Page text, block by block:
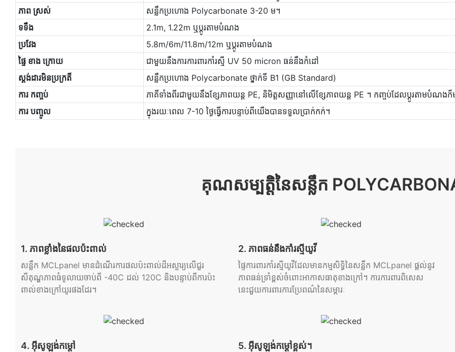
ភាព ស្រស់
សន្លឹកប្រហោង Polycarbonate 3-20 ម។
ទទឹង
2.1m, 1.22m ឬប្ដូរតាមបំណង
ប្រវែង
5.8m/6m/11.8m/12m ឬប្ដូរតាមបំណង
ផ្ទៃ ខាង ក្រោយ
ជាមួយនឹងការការពារកាំរស្មី UV 50 micron ធន់នឹងកំដៅ
ស្ដង់ដារមិនប្រក្រតី
សន្លឹកប្រហោង Polycarbonate ថ្នាក់ទី B1 (GB Standard)
ការ កញ្ចប់
ភាគីទាំងពីរជាមួយនឹងខ្សែភាពយន្ត PE, និមិត្តសញ្ញានៅលើខ្សែភាពយន្ត PE ។ កញ្ចប់ដែលប្ដូរតាមបំណងក៏
ការ បញ្ចូល
ក្នុងរយៈពេល 7-10 ថ្ងៃធ្វើការបន្ទាប់ពីយើងបានទទួលប្រាក់កក់។
គុណសម្បត្តិនៃសន្លឹក
1. ភាពខ្លាំងនៃផលប៉ះពាល់
សន្លឹក MCLpanel មានដំណើរការផលប៉ះពាល់ដ៏អស្ចារ្យលើជួរ
សីតុណ្ហភាពធំទូលាយចាប់ពី -40C ដល់ 120C និងបន្ទាប់ពីការប៉ះ
ពាល់ខាងក្រៅយូរផងដែរ។
2. ភាពធន់នឹងកាំរស្មីយូវី
ផ្ទៃការពារកាំរស្មីយូវីដែលមានកម្មសិទ្ធិនៃសន្លឹក MCLpanel ផ្តល់នូវ
ភាពធន់ទ្រាំខ្ពស់ចំពោះអាកាសធាតុខាងក្រៅ។ ការការពារពិសេស
នេះជួយការពារការប្រែពណ៌នៃសម្ភារៈ
4. អ៊ីសូឡង់កម្ដៅ 5. អ៊ីសូឡង់កម្ដៅខ្ពស់។